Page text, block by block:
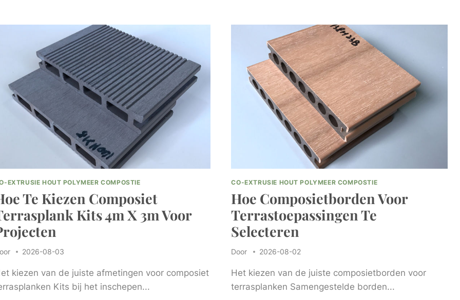
EXTRUSIE HOUT POLYMEER COMPOSTIE
Te Kiezen Composiet
Kits 4m X 3m Voor
2026-08-03
kiezen van de juiste afmetingen voor composiet
Kits bij het inschepen...
CO-EXTRUSIE HOUT POLYMEER COMPOSTIE
Hoe Composietborden Voor
Terrastoepassingen Te
Selecteren
Door 2026-08-02
Het kiezen van de juiste composietborden voor
terrasplanken Samengestelde borden...